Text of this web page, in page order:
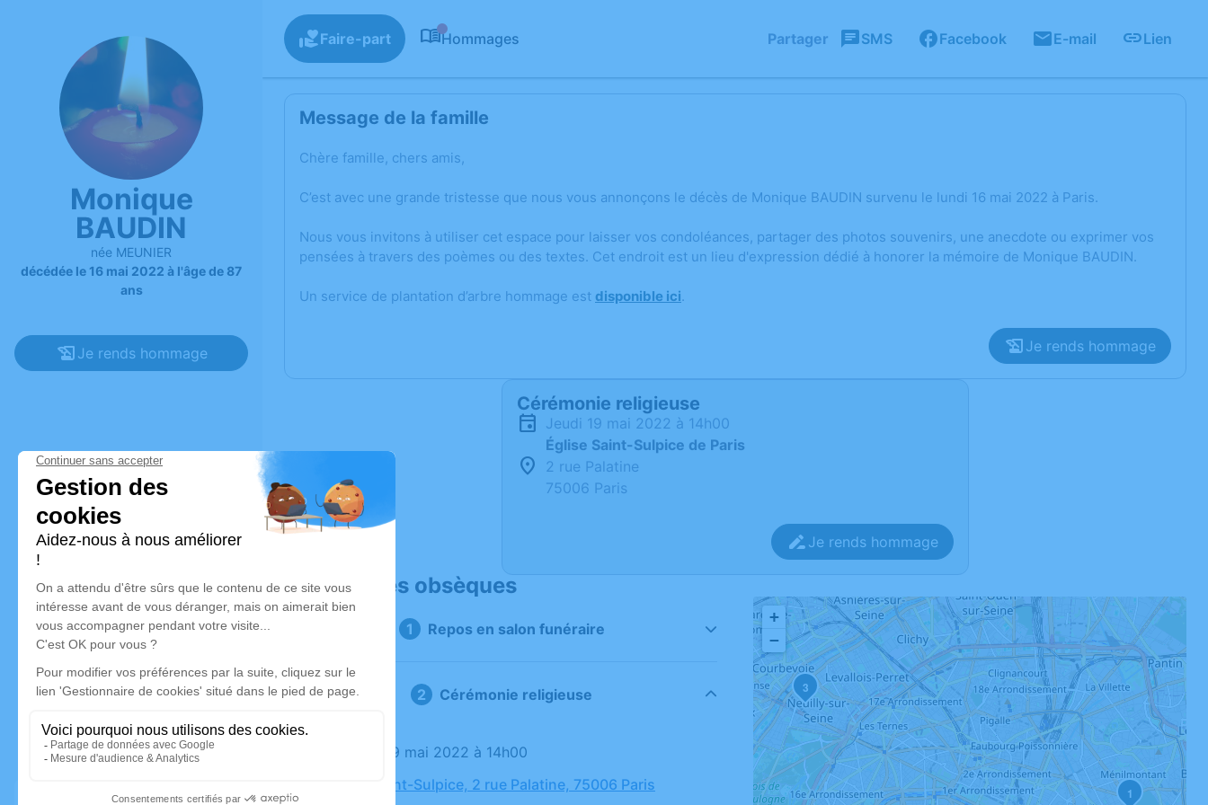
Monique
BAUDIN
née MEUNIER
décédée le 16 mai 2022 à l'âge de 87
ans
Je rends hommage
Faire-part Hommages Partager SMS Facebook E-mail Lien
Message de la famille
Chère famille, chers amis,
C’est avec une grande tristesse que nous vous annonçons le décès de Monique BAUDIN survenu le lundi 16 mai 2022 à Paris.
Nous vous invitons à utiliser cet espace pour laisser vos condoléances, partager des photos souvenirs, une anecdote ou exprimer vos
pensées à travers des poèmes ou des textes. Cet endroit est un lieu d'expression dédié à honorer la mémoire de Monique BAUDIN.
Un service de plantation d’arbre hommage est disponible ici.
Je rends hommage
Cérémonie religieuse
jeudi 19 mai 2022 à 14h00
Église Saint-Sulpice de Paris
2 rue Palatine
75006 Paris
Je rends hommage
Déroulé des obsèques
Repos en salon funéraire
Cérémonie religieuse
Le jeudi 19 mai 2022 à 14h00
Église Saint-Sulpice, 2 rue Palatine, 75006 Paris
1
3
+
−